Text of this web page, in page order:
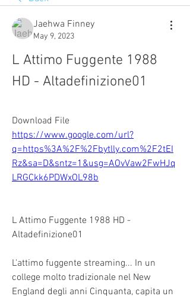
Jaehwa Finney
May 9, 2023
L Attimo Fuggente 1988
HD - Altadefinizione01
https://www.google.com/url?
q=https%3A%2F%2Fbytlly.com%2F2tEI
Rz&sa=D&sntz=1&usg=AOvVaw2FwHJq
LRGCkk6PDWxOL98b
L Attimo Fuggente 1988 HD -
Altadefinizione01
L'attimo fuggente streaming... In un
college molto tradizionale nel New
England degli anni Cinquanta, capita un